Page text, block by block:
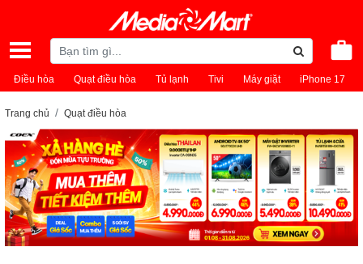
Điều hòa Quạt điều hòa Tủ lạnh Tivi Máy giặt iPhone 17
Trang chủ Quạt điều hòa